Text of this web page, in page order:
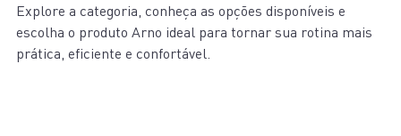
Explore a categoria, conheça as opções disponíveis e
escolha o produto Arno ideal para tornar sua rotina mais
prática, eficiente e confortável.